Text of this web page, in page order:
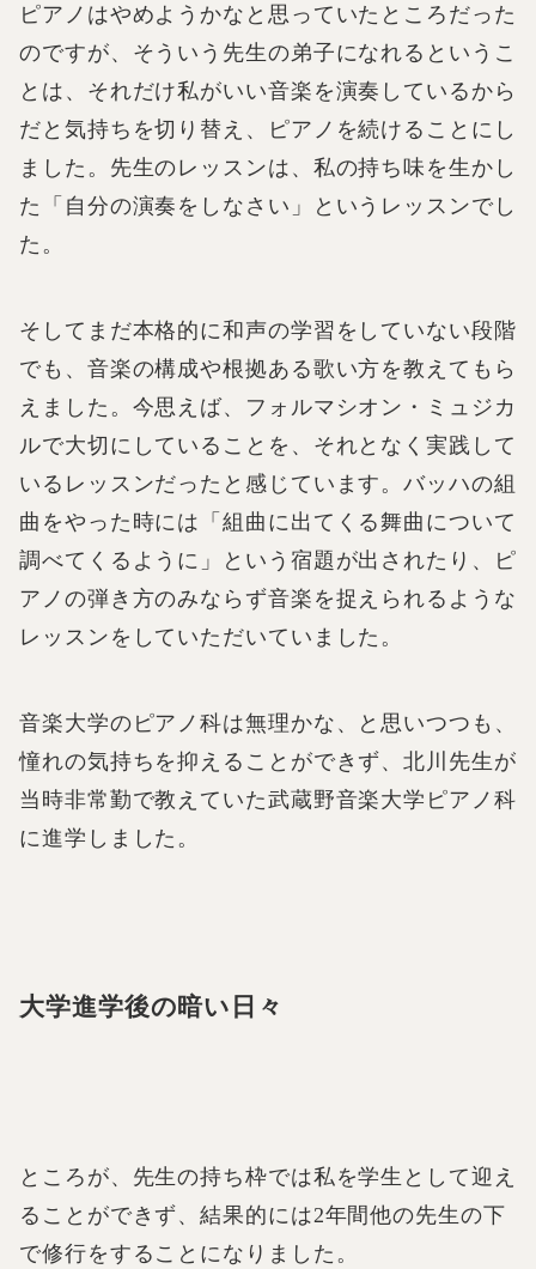
ピアノはやめようかなと思っていたところだった
のですが、そういう先生の弟子になれるというこ
とは、それだけ私がいい音楽を演奏しているから
だと気持ちを切り替え、ピアノを続けることにし
ました。先生のレッスンは、私の持ち味を生かし
た「自分の演奏をしなさい」というレッスンでし
た。
そしてまだ本格的に和声の学習をしていない段階
でも、音楽の構成や根拠ある歌い方を教えてもら
えました。今思えば、フォルマシオン・ミュジカ
ルで大切にしていることを、それとなく実践して
いるレッスンだったと感じています。バッハの組
曲をやった時には「組曲に出てくる舞曲について
調べてくるように」という宿題が出されたり、ピ
アノの弾き方のみならず音楽を捉えられるような
レッスンをしていただいていました。
音楽大学のピアノ科は無理かな、と思いつつも、
憧れの気持ちを抑えることができず、北川先生が
当時非常勤で教えていた武蔵野音楽大学ピアノ科
に進学しました。
大学進学後の暗い日々
ところが、先生の持ち枠では私を学生として迎え
ることができず、結果的には2年間他の先生の下
で修行をすることになりました。